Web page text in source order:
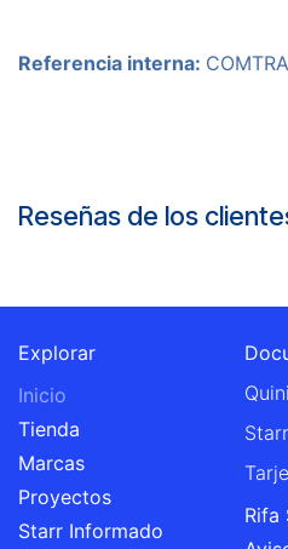
Referencia interna:
Reseñas de los
Explorar
Inicio
Tienda
Marcas
Proyectos
Starr Informado
Rifa